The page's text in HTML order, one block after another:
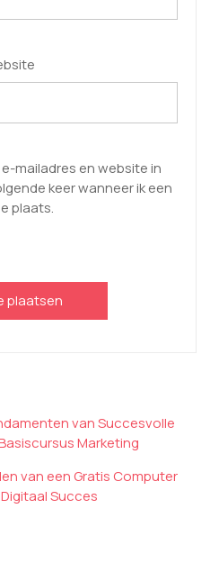
mailadres en website in
keer wanneer ik een
plaats.
van Succesvolle
Marketing
van een Gratis Computer
Succes